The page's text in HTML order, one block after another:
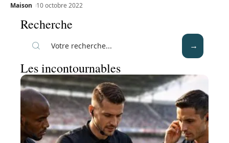
Maison 10 octobre 2022
Recherche
Les incontournables